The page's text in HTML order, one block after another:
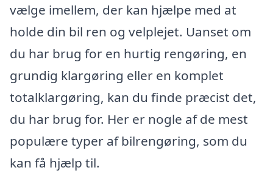
vælge imellem, der kan hjælpe med at
holde din bil ren og velplejet. Uanset om
du har brug for en hurtig rengøring, en
grundig klargøring eller en komplet
totalklargøring, kan du finde præcist det,
du har brug for. Her er nogle af de mest
populære typer af bilrengøring, som du
kan få hjælp til.